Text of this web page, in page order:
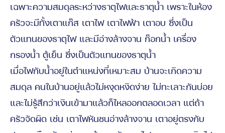
เฉพาะความสมดุลระหว่างธาตุไฟและธาตุน้ำ เพราะในห้อง
ครัวจะมีทั้งเตาแก๊ส เตาไฟ เตาไฟฟ้า เตาอบ ซึ่งเป็น
ตัวแทนของธาตุไฟ และมีอ่างล้างจาน ก๊อกน้ำ เครื่อง
กรองน้ำ ตู้เย็น ซึ่งเป็นตัวแทนของธาตุน้ำ
เมื่อไฟกับน้ำอยู่ในตำแหน่งที่เหมาะสม บ้านจะเกิดความ
สมดุล คนในบ้านอยู่แล้วไม่หงุดหงิดง่าย ไม่ทะเลาะกันบ่อย
และไม่รู้สึกว่าเงินเข้ามาแล้วก็ไหลออกตลอดเวลา แต่ถ้า
ครัวจัดผิด เช่น เตาไฟหันชนอ่างล้างจาน เตาอยู่ตรงกับ